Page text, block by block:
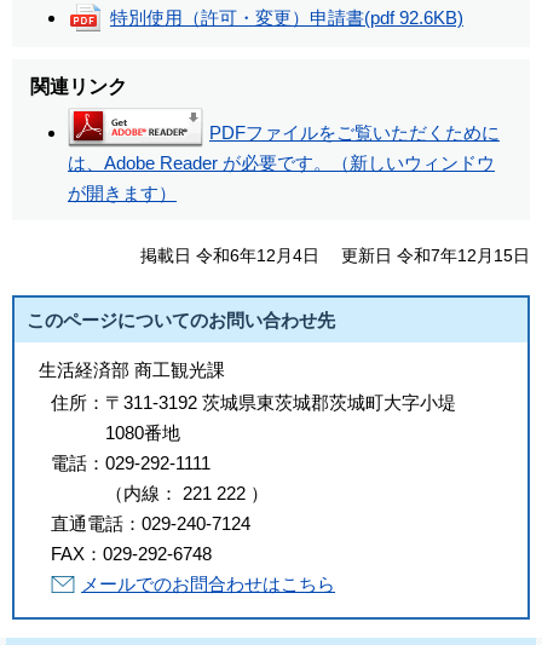
特別使用（許可・変更）申請書(pdf 92.6KB)
関連リンク
PDFファイルをご覧いただくために
は、Adobe Reader が必要です。（新しいウィンドウ
が開きます）
掲載日 令和6年12月4日 更新日 令和7年12月15日
このページについてのお問い合わせ先
生活経済部 商工観光課
住所： 〒311-3192 茨城県東茨城郡茨城町大字小堤
1080番地
電話： 029-292-1111
（内線 ： 221 222 ）
直通電話： 029-240-7124
FAX： 029-292-6748
メールでのお問合わせはこちら